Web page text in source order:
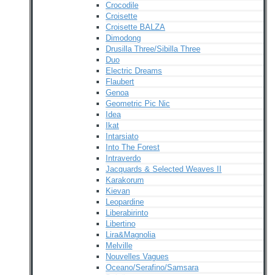
Crocodile
Croisette
Croisette BALZA
Dimodong
Drusilla Three/Sibilla Three
Duo
Electric Dreams
Flaubert
Genoa
Geometric Pic Nic
Idea
Ikat
Intarsiato
Into The Forest
Intraverdo
Jacquards & Selected Weaves II
Karakorum
Kievan
Leopardine
Liberabirinto
Libertino
Lira&Magnolia
Melville
Nouvelles Vagues
Oceano/Serafino/Samsara